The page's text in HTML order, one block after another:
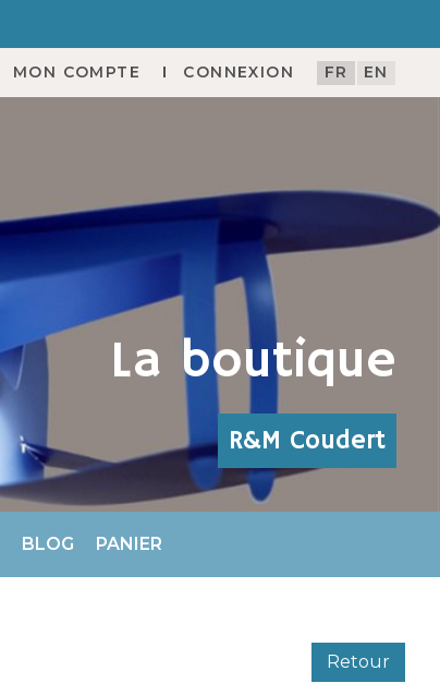
MON COMPTE CONNEXION FR EN
La boutique
R&M Coudert
BLOG PANIER
Retour